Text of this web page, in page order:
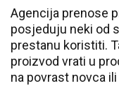
Agencija prenose
posjeduju neki od
prestanu koristiti.
proizvod vrati u
na povrast novca